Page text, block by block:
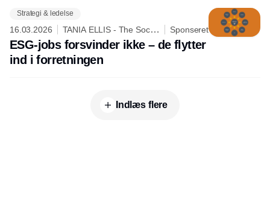
Strategi & ledelse
16.03.2026
TANIA ELLIS - The Social
Business Company
Sponseret
ESG-jobs forsvinder ikke – de flytter
ind i forretningen
Indlæs flere